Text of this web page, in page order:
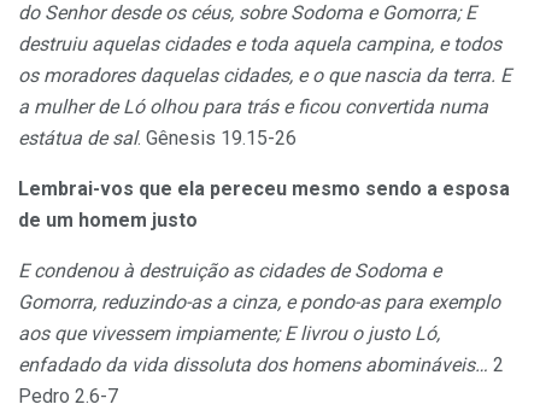
do Senhor desde os céus, sobre Sodoma e Gomorra; E
destruiu aquelas cidades e toda aquela campina, e todos
os moradores daquelas cidades, e o que nascia da terra. E
a mulher de Ló olhou para trás e ficou convertida numa
estátua de sal. Gênesis 19.15-26
Lembrai-vos que ela pereceu mesmo sendo a esposa
de um homem justo
E condenou à destruição as cidades de Sodoma e
Gomorra, reduzindo-as a cinza, e pondo-as para exemplo
aos que vivessem impiamente; E livrou o justo Ló,
enfadado da vida dissoluta dos homens abomináveis… 2
Pedro 2.6-7